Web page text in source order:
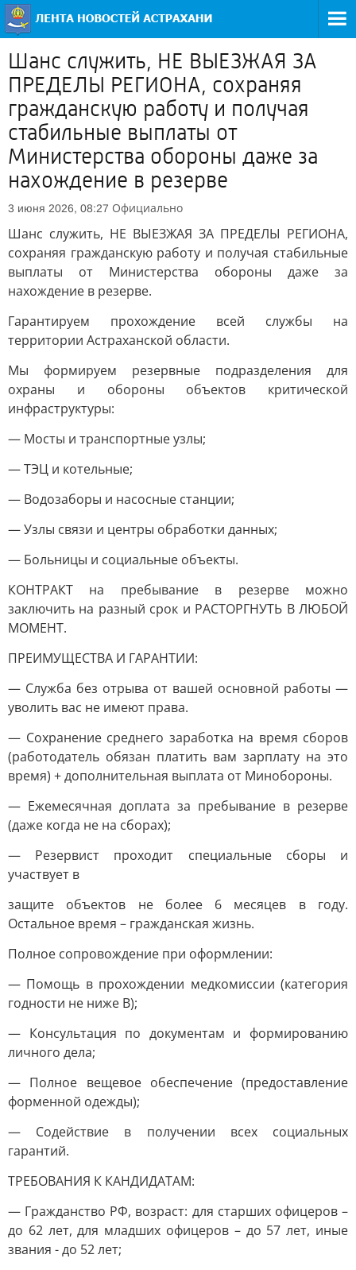
Шанс служить, НЕ ВЫЕЗЖАЯ ЗА
ПРЕДЕЛЫ РЕГИОНА, сохраняя
гражданскую работу и получая
стабильные выплаты от
Министерства обороны даже за
нахождение в резерве
3 июня 2026, 08:27 Официально
Шанс служить, НЕ ВЫЕЗЖАЯ ЗА ПРЕДЕЛЫ РЕГИОНА,
сохраняя гражданскую работу и получая стабильные
выплаты от Министерства обороны даже за
нахождение в резерве.
Гарантируем прохождение всей службы на
территории Астраханской области.
Мы формируем резервные подразделения для
охраны и обороны объектов критической
инфраструктуры:
— Мосты и транспортные узлы;
— ТЭЦ и котельные;
— Водозаборы и насосные станции;
— Узлы связи и центры обработки данных;
— Больницы и социальные объекты.
КОНТРАКТ на пребывание в резерве можно
заключить на разный срок и РАСТОРГНУТЬ В ЛЮБОЙ
МОМЕНТ.
ПРЕИМУЩЕСТВА И ГАРАНТИИ:
— Служба без отрыва от вашей основной работы —
уволить вас не имеют права.
— Сохранение среднего заработка на время сборов
(работодатель обязан платить вам зарплату на это
время) + дополнительная выплата от Минобороны.
— Ежемесячная доплата за пребывание в резерве
(даже когда не на сборах);
— Резервист проходит специальные сборы и
участвует в
защите объектов не более 6 месяцев в году.
Остальное время – гражданская жизнь.
Полное сопровождение при оформлении:
— Помощь в прохождении медкомиссии (категория
годности не ниже В);
— Консультация по документам и формированию
личного дела;
— Полное вещевое обеспечение (предоставление
форменной одежды);
— Содействие в получении всех социальных
гарантий.
ТРЕБОВАНИЯ К КАНДИДАТАМ:
— Гражданство РФ, возраст: для старших офицеров –
до 62 лет, для младших офицеров – до 57 лет, иные
звания - до 52 лет;